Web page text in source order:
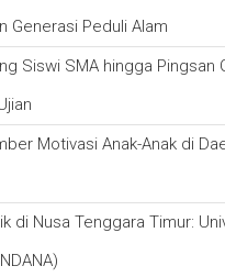
Generasi Peduli Alam
Siswi SMA hingga Pingsan
Motivasi Anak-Anak di
di Nusa Tenggara Timur: